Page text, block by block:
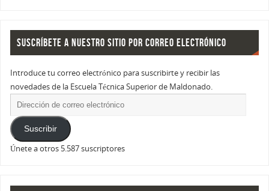
SUSCRÍBETE A NUESTRO SITIO POR CORREO ELECTRÓNICO
Introduce tu correo electrónico para suscribirte y recibir las
novedades de la Escuela Técnica Superior de Maldonado.
Suscribir
Únete a otros 5.587 suscriptores